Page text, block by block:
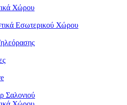
Χώρου
Εσωτερικού Χώρου
Σαλονιού